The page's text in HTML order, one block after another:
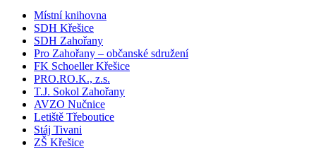
Místní knihovna
SDH Křešice
SDH Zahořany
Pro Zahořany – občanské sdružení
FK Schoeller Křešice
PRO.RO.K., z.s.
T.J. Sokol Zahořany
AVZO Nučnice
Letiště Třeboutice
Stáj Tivani
ZŠ Křešice